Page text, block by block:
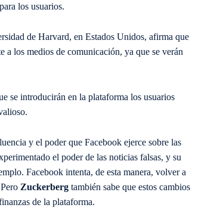
los usuarios.
de Harvard, en Estados Unidos, afirma que
a los medios de comunicación, ya que se verán
se introducirán en la plataforma los usuarios
y el poder que Facebook ejerce sobre las
el poder de las noticias falsas, y su
Facebook intenta, de esta manera, volver a
Zuckerberg también sabe que estos cambios
de la plataforma.